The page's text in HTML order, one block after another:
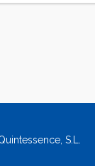
S.L.